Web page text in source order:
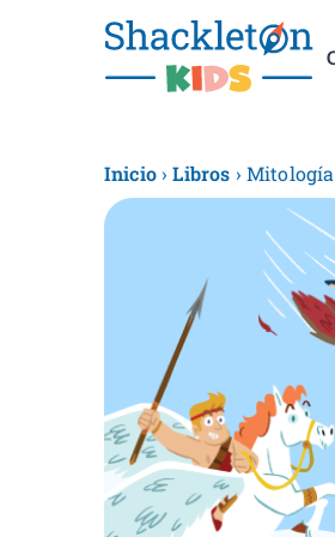
Inicio›Libros ›